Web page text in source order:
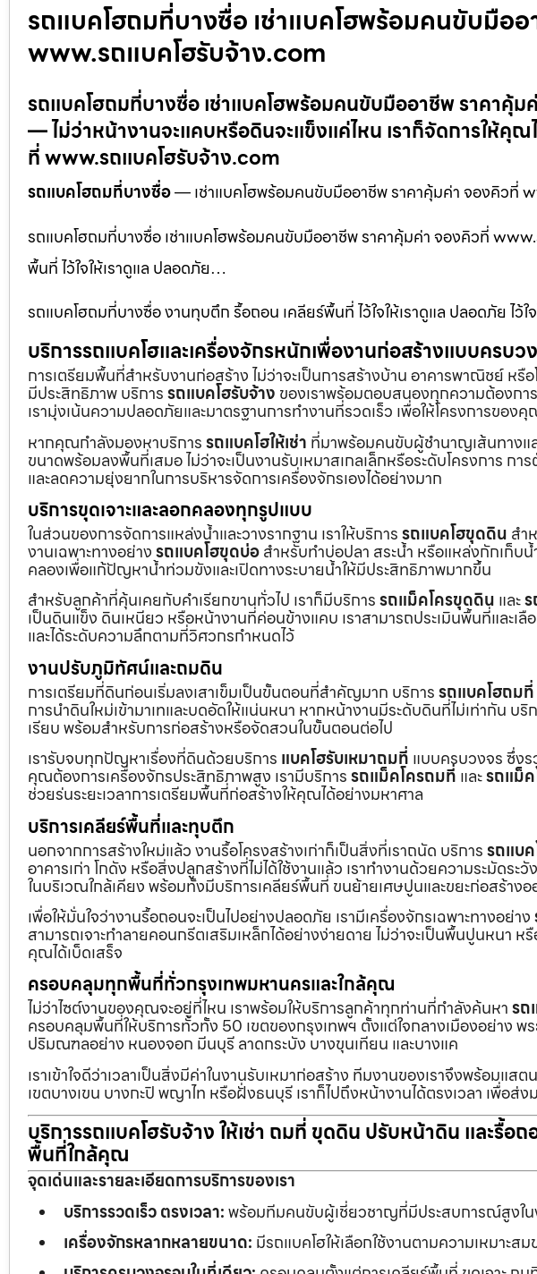
รถแบคโฮถมที่บางซื่อ เช่าแบคโฮพร้อมคนขับมือ
www.รถแบคโฮรับจ้าง.com
รถแบคโฮถมที่บางซื่อ เช่าแบคโฮพร้อมคนขับมืออาชีพ ราคาคุ้
— ไม่ว่าหน้างานจะแคบหรือดินจะแข็งแค่ไหน เราก็จัดการให้คุ
ที่ www.รถแบคโฮรับจ้าง.com
รถแบคโฮถมที่บางซื่อ— เช่าแบคโฮพร้อมคนขับมืออาชีพ ราคาคุ้มค่า จองคิวที่
รถแบคโฮถมที่บางซื่อ เช่าแบคโฮพร้อมคนขับมืออาชีพ ราคาคุ้มค่า จองคิวที่
พื้นที่ ไว้ใจให้เราดูแล ปลอดภัย…
รถแบคโฮถมที่บางซื่อ งานทุบตึก รื้อถอน เคลียร์พื้นที่ ไว้ใจให้เราดูแล ปลอดภัย ไว้
บริการรถแบคโฮและเครื่องจักรหนักเพื่องานก่อสร้างแบบครบว
การเตรียมพื้นที่สำหรับงานก่อสร้าง ไม่ว่าจะเป็นการสร้างบ้าน อาคารพาณิชย์ ห
มีประสิทธิภาพ บริการรถแบคโฮรับจ้าง ของเราพร้อมตอบสนองทุกความต้องก
เรามุ่งเน้นความปลอดภัยและมาตรฐานการทำงานที่รวดเร็ว เพื่อให้โครงการของ
หากคุณกำลังมองหาบริการรถแบคโฮให้เช่า ที่มาพร้อมคนขับผู้ชำนาญเส้นทางแ
ขนาดพร้อมลงพื้นที่เสมอ ไม่ว่าจะเป็นงานรับเหมาสเกลเล็กหรือระดับโครงการ กา
และลดความยุ่งยากในการบริหารจัดการเครื่องจักรเองได้อย่างมาก
บริการขุดเจาะและลอกคลองทุกรูปแบบ
ในส่วนของการจัดการแหล่งน้ำและวางรากฐาน เราให้บริการรถแบคโฮขุดดิน สำ
งานเฉพาะทางอย่างรถแบคโฮขุดบ่อสำหรับทำบ่อปลา สระน้ำ หรือแหล่งกักเก็บ
คลองเพื่อแก้ปัญหาน้ำท่วมขังและเปิดทางระบายน้ำให้มีประสิทธิภาพมากขึ้น
สำหรับลูกค้าที่คุ้นเคยกับคำเรียกขานทั่วไป เราก็มีบริการรถแม็คโครขุดดิน และ
เป็นดินแข็ง ดินเหนียว หรือหน้างานที่ค่อนข้างแคบ เราสามารถประเมินพื้นที่และเ
และได้ระดับความลึกตามที่วิศวกรกำหนดไว้
งานปรับภูมิทัศน์และถมดิน
การเตรียมที่ดินก่อนเริ่มลงเสาเข็มเป็นขั้นตอนที่สำคัญมาก บริการรถแบคโฮถมที่
การนำดินใหม่เข้ามาเทและบดอัดให้แน่นหนา หากหน้างานมีระดับดินที่ไม่เท่ากัน บริ
เรียบ พร้อมสำหรับการก่อสร้างหรือจัดสวนในขั้นตอนต่อไป
เรารับจบทุกปัญหาเรื่องที่ดินด้วยบริการ แบคโฮรับเหมาถมที่ แบบครบวงจร ซึ่ง
คุณต้องการเครื่องจักรประสิทธิภาพสูง เรามีบริการรถแม็คโครถมที่ และรถแม็
ช่วยร่นระยะเวลาการเตรียมพื้นที่ก่อสร้างให้คุณได้อย่างมหาศาล
บริการเคลียร์พื้นที่และทุบตึก
นอกจากการสร้างใหม่แล้ว งานรื้อโครงสร้างเก่าก็เป็นสิ่งที่เราถนัด บริการรถแบ
อาคารเก่า โกดัง หรือสิ่งปลูกสร้างที่ไม่ได้ใช้งานแล้ว เราทำงานด้วยความระมัดระ
ในบริเวณใกล้เคียง พร้อมทั้งมีบริการเคลียร์พื้นที่ ขนย้ายเศษปูนและขยะก่อสร้าง
เพื่อให้มั่นใจว่างานรื้อถอนจะเป็นไปอย่างปลอดภัย เรามีเครื่องจักรเฉพาะทางอย่าง
สามารถเจาะทำลายคอนกรีตเสริมเหล็กได้อย่างง่ายดาย ไม่ว่าจะเป็นพื้นปูนหนา ห
คุณได้เบ็ดเสร็จ
ครอบคลุมทุกพื้นที่ทั่วกรุงเทพมหานครและใกล้คุณ
ไม่ว่าไซต์งานของคุณจะอยู่ที่ไหน เราพร้อมให้บริการลูกค้าทุกท่านที่กำลังค้นหารถ
ครอบคลุมพื้นที่ให้บริการทั่วทั้ง 50 เขตของกรุงเทพฯ ตั้งแต่ใจกลางเมืองอย่าง
ปริมณฑลอย่าง หนองจอก มีนบุรี ลาดกระบัง บางขุนเทียน และบางแค
เราเข้าใจดีว่าเวลาเป็นสิ่งมีค่าในงานรับเหมาก่อสร้าง ทีมงานของเราจึงพร้อมแ
เขตบางเขน บางกะปิ พญาไท หรือฝั่งธนบุรี เราก็ไปถึงหน้างานได้ตรงเวลา เพื่
บริการรถแบคโฮรับจ้าง ให้เช่า ถมที่ ขุดดิน ปรับหน้าดิน และรื้อ
พื้นที่ใกล้คุณ
จุดเด่นและรายละเอียดการบริการของเรา
บริการรวดเร็ว ตรงเวลา:พร้อมทีมคนขับผู้เชี่ยวชาญที่มีประสบการณ์สูงใ
เครื่องจักรหลากหลายขนาด: มีรถแบคโฮให้เลือกใช้งานตามความเหมาะ